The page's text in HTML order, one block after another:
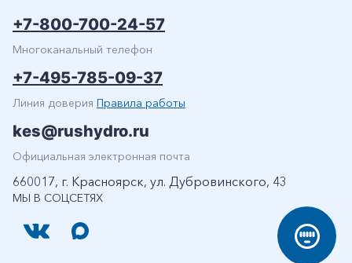
МЫ В СОЦСЕТЯХ
+7-800-700-24-57
Многоканальный телефон
+7-495-785-09-37
Линия доверия Правила работы
kes@rushydro.ru
Официальная электронная почта
660017, г. Красноярск, ул. Дубровинского, 43